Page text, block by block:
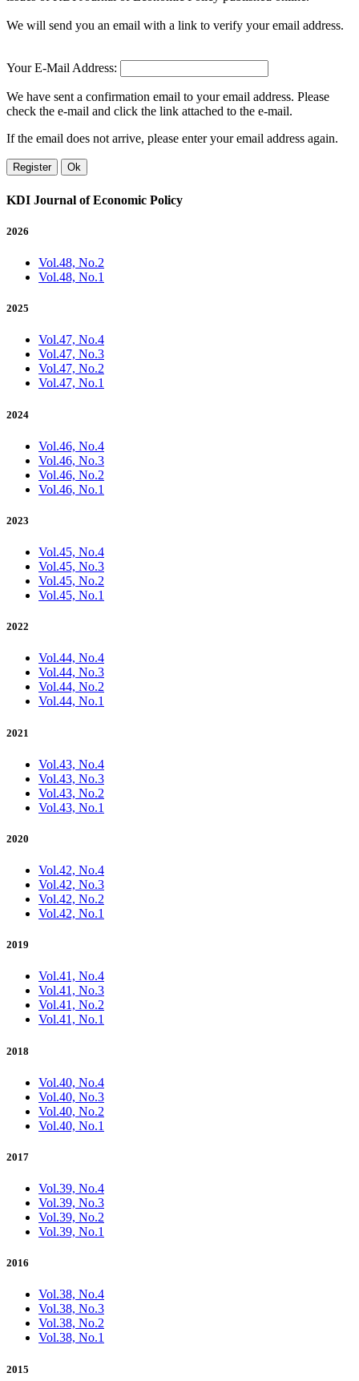
We will send you an email with a link to verify your email address.
Your E-Mail Address:
We have sent a confirmation email to your email address. Please
check the e-mail and click the link attached to the e-mail.
If the email does not arrive, please enter your email address again.
Register Ok
KDI Journal of Economic Policy
2026
Vol.48, No.2
Vol.48, No.1
2025
Vol.47, No.4
Vol.47, No.3
Vol.47, No.2
Vol.47, No.1
2024
Vol.46, No.4
Vol.46, No.3
Vol.46, No.2
Vol.46, No.1
2023
Vol.45, No.4
Vol.45, No.3
Vol.45, No.2
Vol.45, No.1
2022
Vol.44, No.4
Vol.44, No.3
Vol.44, No.2
Vol.44, No.1
2021
Vol.43, No.4
Vol.43, No.3
Vol.43, No.2
Vol.43, No.1
2020
Vol.42, No.4
Vol.42, No.3
Vol.42, No.2
Vol.42, No.1
2019
Vol.41, No.4
Vol.41, No.3
Vol.41, No.2
Vol.41, No.1
2018
Vol.40, No.4
Vol.40, No.3
Vol.40, No.2
Vol.40, No.1
2017
Vol.39, No.4
Vol.39, No.3
Vol.39, No.2
Vol.39, No.1
2016
Vol.38, No.4
Vol.38, No.3
Vol.38, No.2
Vol.38, No.1
2015